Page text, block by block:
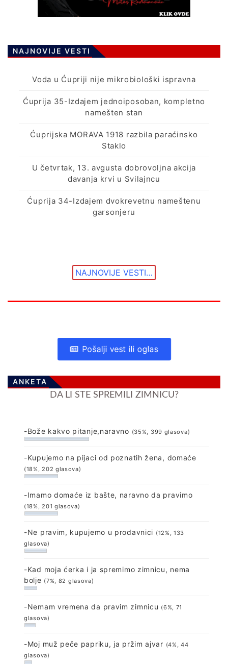
NAJNOVIJE VESTI
Voda u Ćupriji nije mikrobiološki ispravna
Ćuprija 35-Izdajem jednoiposoban, kompletno
namešten stan
Ćuprijska MORAVA 1918 razbila paraćinsko
Staklo
U četvrtak, 13. avgusta dobrovoljna akcija
davanja krvi u Svilajncu
Ćuprija 34-Izdajem dvokrevetnu nameštenu
garsonjeru
NAJNOVIJE VESTI…
Pošalji vest ili oglas
ANKETA
DA LI STE SPREMILI ZIMNICU?
-Bože kakvo pitanje,naravno (35%, 399 glasova)
-Kupujemo na pijaci od poznatih žena, domaće
(18%, 202 glasova)
-Imamo domaće iz bašte, naravno da pravimo
(18%, 201 glasova)
-Ne pravim, kupujemo u prodavnici (12%, 133
glasova)
-Kad moja ćerka i ja spremimo zimnicu, nema
bolje (7%, 82 glasova)
-Nemam vremena da pravim zimnicu (6%, 71
glasova)
-Moj muž peče papriku, ja pržim ajvar (4%, 44
glasova)